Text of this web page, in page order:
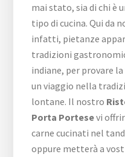
mai stato, sia di chi è
tipo di cucina. Qui da
infatti, pietanze
tradizioni
indiane, per provare
un viaggio nella
lontane. Il nostro
Porta Portesevi
carne cucinati nel
oppure metterà a